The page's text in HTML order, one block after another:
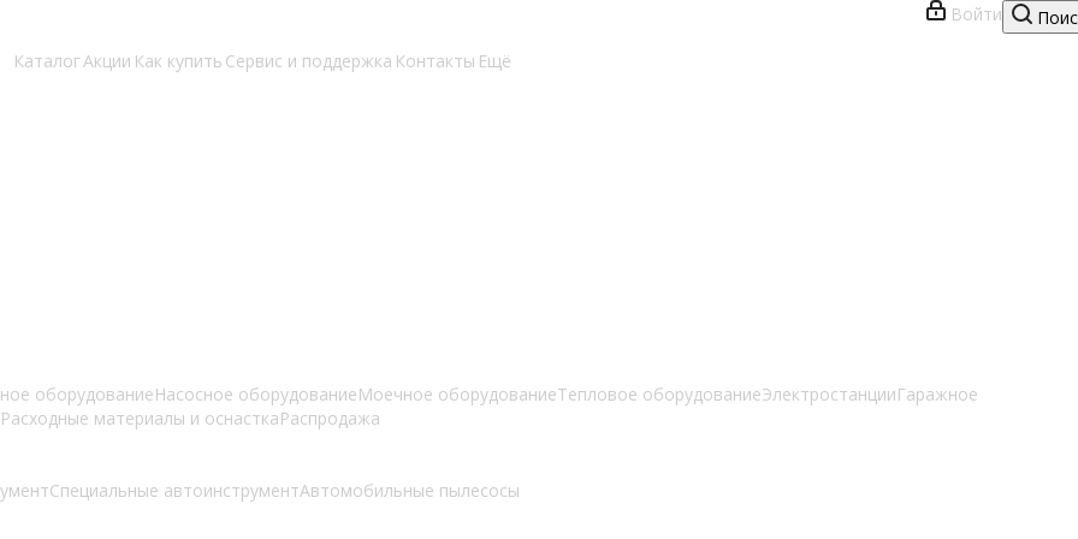
Войти
КаталогАкции Как купить Сервис и поддержка Контакты Ещё
оборудованиеНасосное оборудованиеМоечное оборудованиеТепловое оборудованиеЭлектростанцииГаражное
Расходные материалы и оснасткаРаспродажа
Специальные автоинструментАвтомобильные пылесосы